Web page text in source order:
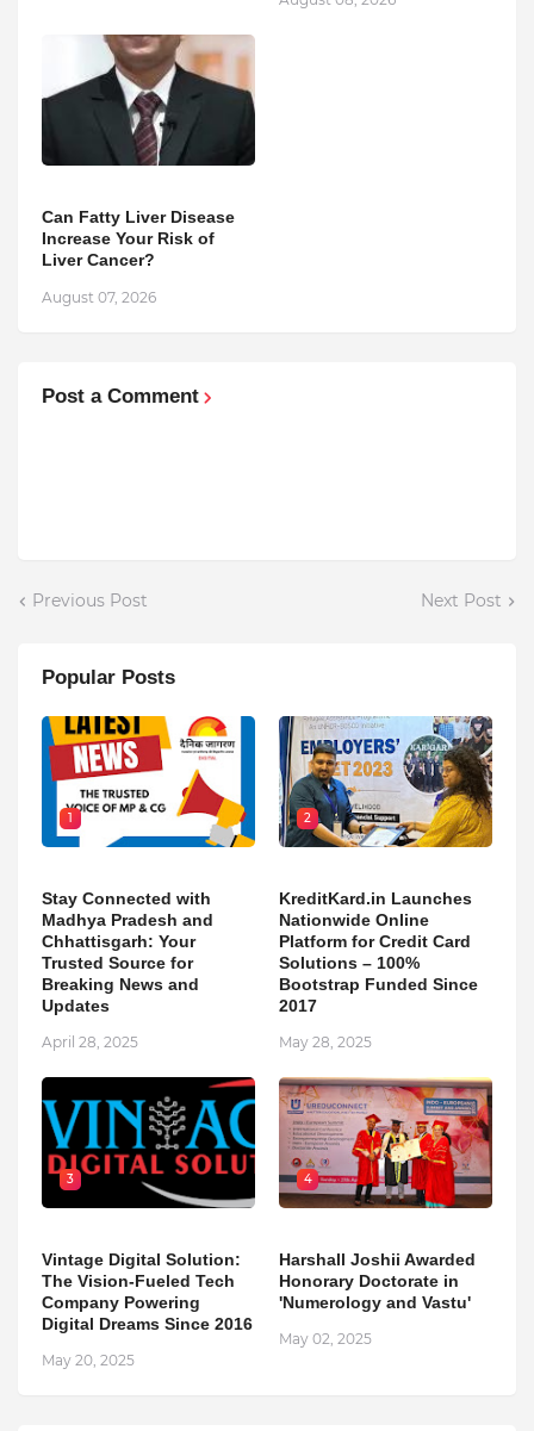
Can Fatty Liver Disease
Increase Your Risk of
Liver Cancer?
August 07, 2026
Post a Comment
Previous Post Next Post
Popular Posts
1
Stay Connected with
Madhya Pradesh and
Chhattisgarh: Your
Trusted Source for
Breaking News and
Updates
April 28, 2025
2
KreditKard.in Launches
Nationwide Online
Platform for Credit Card
Solutions – 100%
Bootstrap Funded Since
2017
May 28, 2025
3
Vintage Digital Solution:
The Vision-Fueled Tech
Company Powering
Digital Dreams Since 2016
May 20, 2025
4
Harshall Joshii Awarded
Honorary Doctorate in
'Numerology and Vastu'
May 02, 2025